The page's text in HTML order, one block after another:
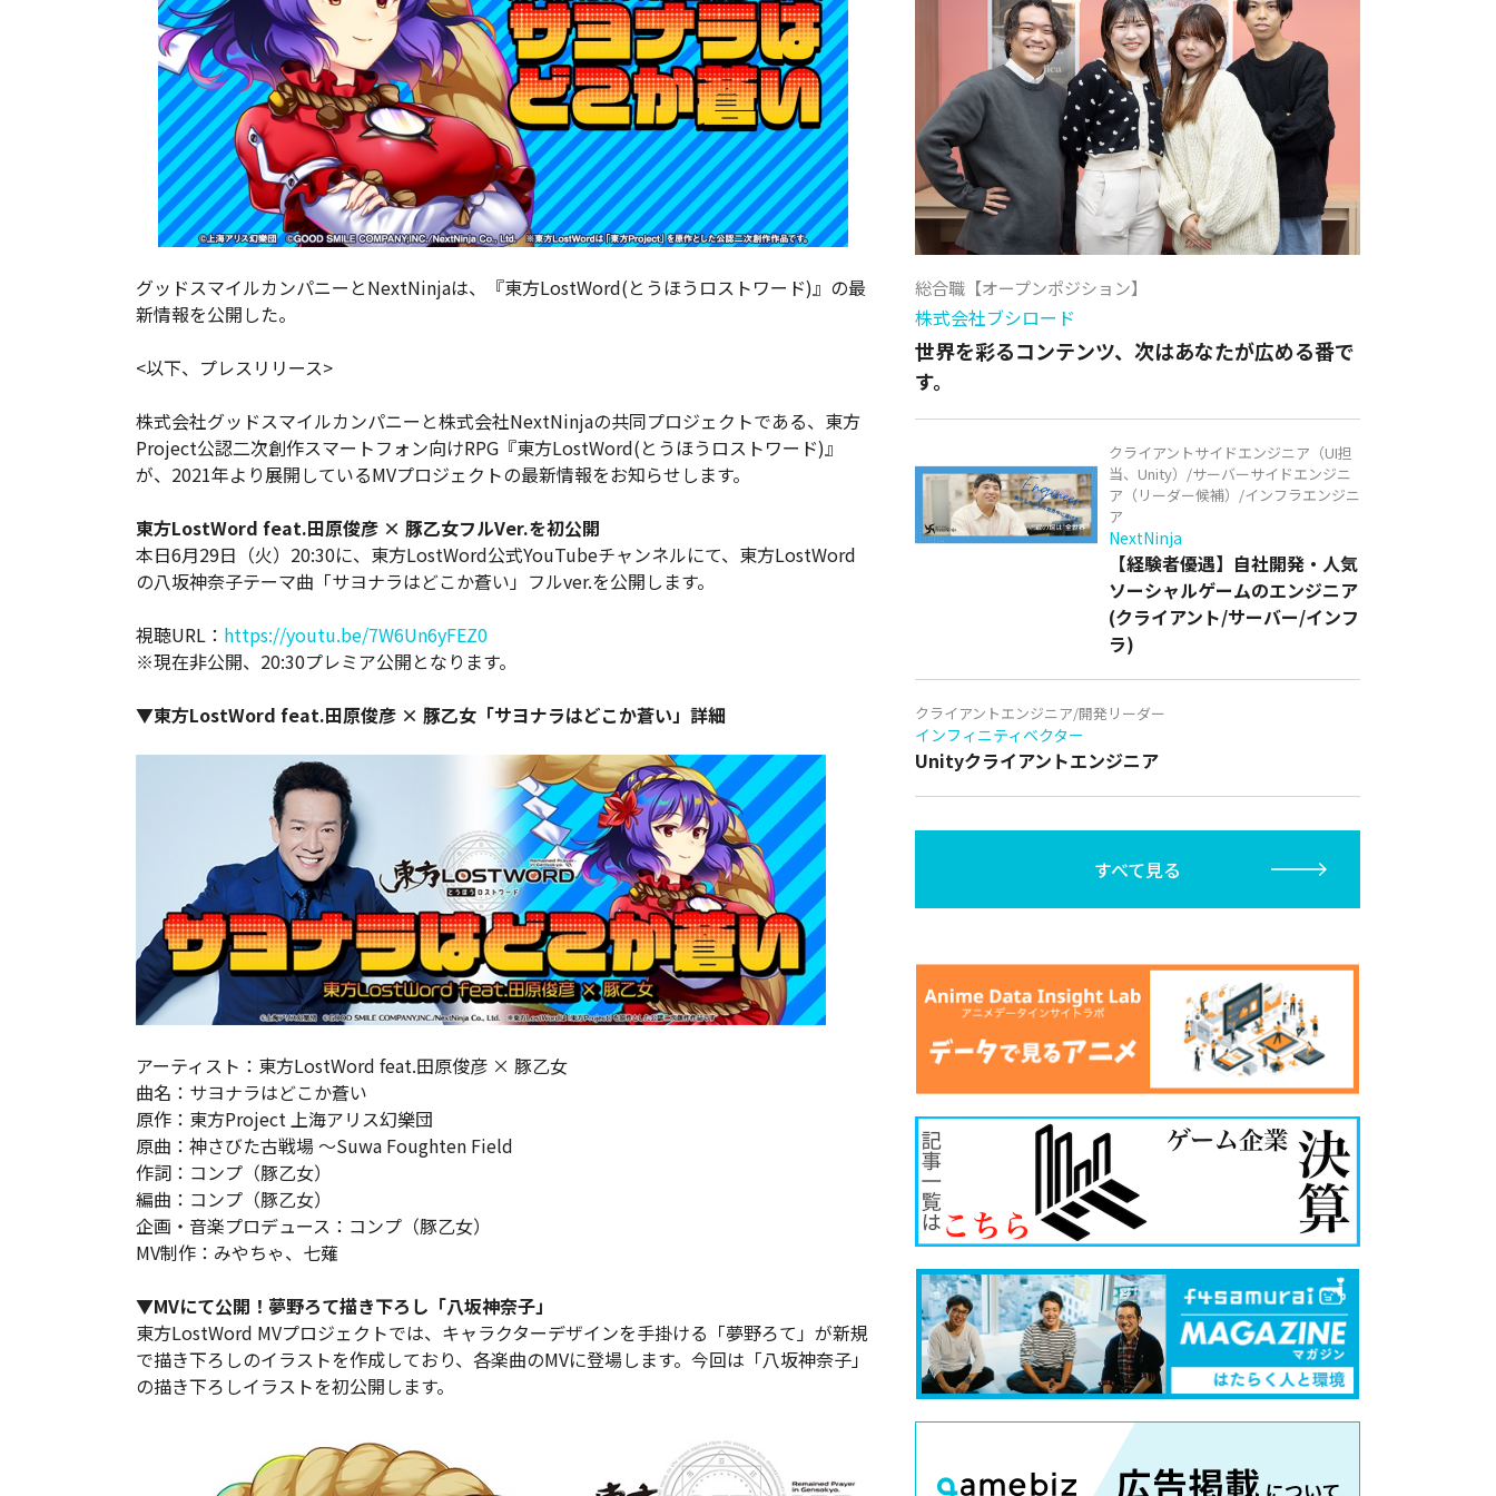
グッドスマイルカンパニーとNextNinjaは、『東方LostWord(とうほうロストワード)』の最
新情報を公開した。
<以下、プレスリリース>
株式会社グッドスマイルカンパニーと株式会社NextNinjaの共同プロジェクトである、東方
Project公認二次創作スマートフォン向けRPG『東方LostWord(とうほうロストワード)』
が、2021年より展開しているMVプロジェクトの最新情報をお知らせします。
東方LostWord feat.田原俊彦 × 豚乙女フルVer.を初公開
本日6月29日（火）20:30に、東方LostWord公式YouTubeチャンネルにて、東方LostWord
の八坂神奈子テーマ曲「サヨナラはどこか蒼い」フルver.を公開します。
視聴URL： https://youtu.be/7W6Un6yFEZ0
※現在非公開、20:30プレミア公開となります。
▼東方LostWord feat.田原俊彦 × 豚乙女「サヨナラはどこか蒼い」詳細
アーティスト：東方LostWord feat.田原俊彦 × 豚乙女
曲名：サヨナラはどこか蒼い
原作：東方Project 上海アリス幻樂団
原曲：神さびた古戦場 ～Suwa Foughten Field
作詞：コンプ（豚乙女）
編曲：コンプ（豚乙女）
企画・音楽プロデュース：コンプ（豚乙女）
MV制作：みやちゃ、七薙
▼MVにて公開！夢野ろて描き下ろし「八坂神奈子」
東方LostWord MVプロジェクトでは、キャラクターデザインを手掛ける「夢野ろて」が新規
で描き下ろしのイラストを作成しており、各楽曲のMVに登場します。今回は「八坂神奈子」
の描き下ろしイラストを初公開します。
総合職【オープンポジション】
株式会社ブシロード
世界を彩るコンテンツ、次はあなたが広める番で
す。
クライアントサイドエンジニア（UI担
当、Unity）/サーバーサイドエンジニ
ア（リーダー候補）/インフラエンジニ
ア
NextNinja
【経験者優遇】自社開発・人気
ソーシャルゲームのエンジニア
(クライアント/サーバー/インフ
ラ)
クライアントエンジニア/開発リーダー
インフィニティベクター
Unityクライアントエンジニア
すべて見る